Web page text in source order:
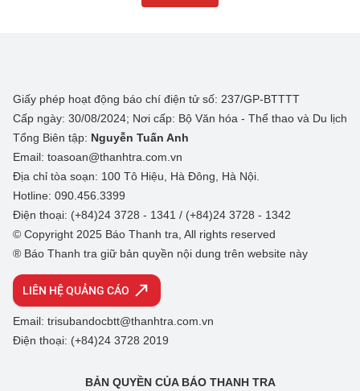
Giấy phép hoạt động báo chí điện tử số: 237/GP-BTTTT
Cấp ngày: 30/08/2024; Nơi cấp: Bộ Văn hóa - Thể thao và Du lịch
Tổng Biên tập: Nguyễn Tuấn Anh
Email: toasoan@thanhtra.com.vn
Địa chỉ tòa soạn: 100 Tô Hiệu, Hà Đông, Hà Nội.
Hotline: 090.456.3399
Điện thoại: (+84)24 3728 - 1341 / (+84)24 3728 - 1342
© Copyright 2025 Báo Thanh tra, All rights reserved
® Báo Thanh tra giữ bản quyền nội dung trên website này
LIÊN HỆ QUẢNG CÁO
Email: trisubandocbtt@thanhtra.com.vn
Điện thoại: (+84)24 3728 2019
BẢN QUYỀN CỦA BÁO THANH TRA